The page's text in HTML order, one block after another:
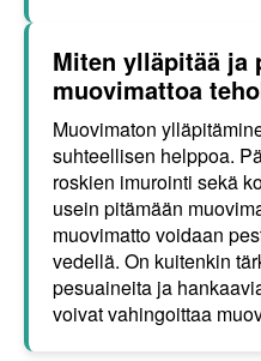
Miten ylläpitää ja
muovimattoa
Muovimaton
suhteellisen helppoa.
roskien imurointi sekä
usein pitämään
muovimatto voidaan
vedellä. On kuitenkin
pesuaineita ja
voivat vahingoittaa